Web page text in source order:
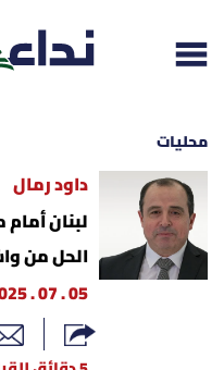
إقرأ الجريدة
لبنان
محليات
داود رمال
لبنان
الحل من
05 . 07 . 2025